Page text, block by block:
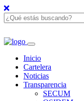
Inicio
Cartelera
Noticias
Transparencia
SECUM